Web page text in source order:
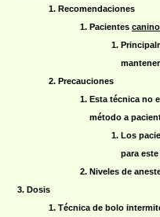
Recomendaciones
Pacientes
Precauciones
Esta técnica no
método a
Los
para
Niveles de
Dosis
Técnica de bolo